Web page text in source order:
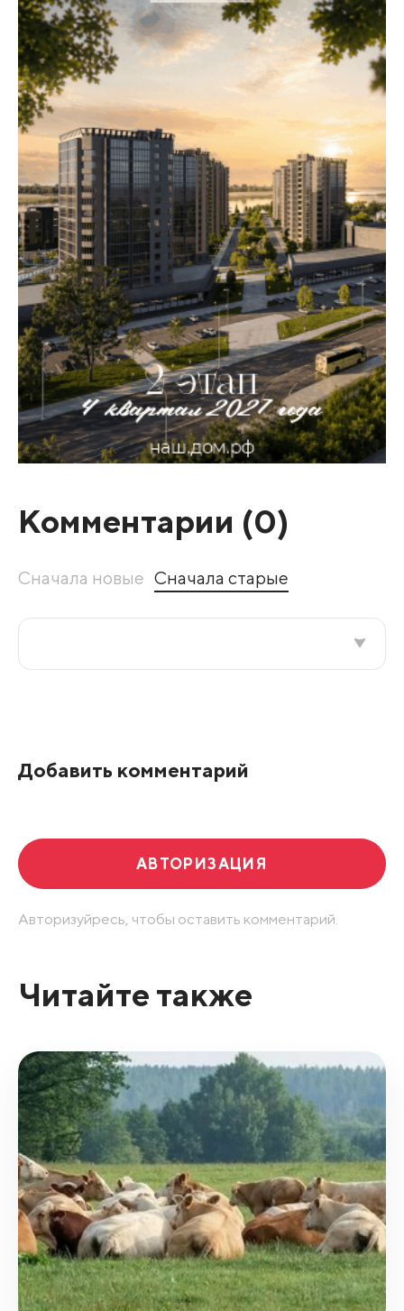
Комментарии (0)
Сначала новые Сначала старые
Добавить комментарий
АВТОРИЗАЦИЯ
Авторизуйресь, чтобы оставить комментарий.
Читайте также